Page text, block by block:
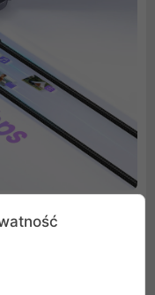
chronią kabel
zapewniając długą